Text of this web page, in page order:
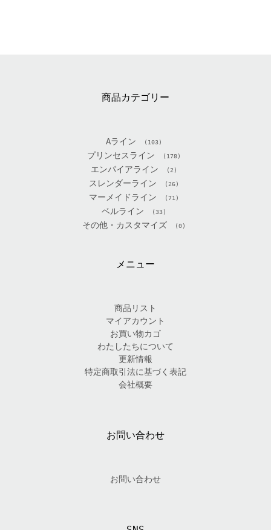
商品カテゴリー
Aライン (103)
プリンセスライン (178)
エンパイアライン (2)
スレンダーライン (26)
マーメイドライン (71)
ベルライン (33)
その他・カスタマイズ (0)
メニュー
商品リスト
マイアカウント
お買い物カゴ
わたしたちについて
更新情報
特定商取引法に基づく表記
会社概要
お問い合わせ
お問い合わせ